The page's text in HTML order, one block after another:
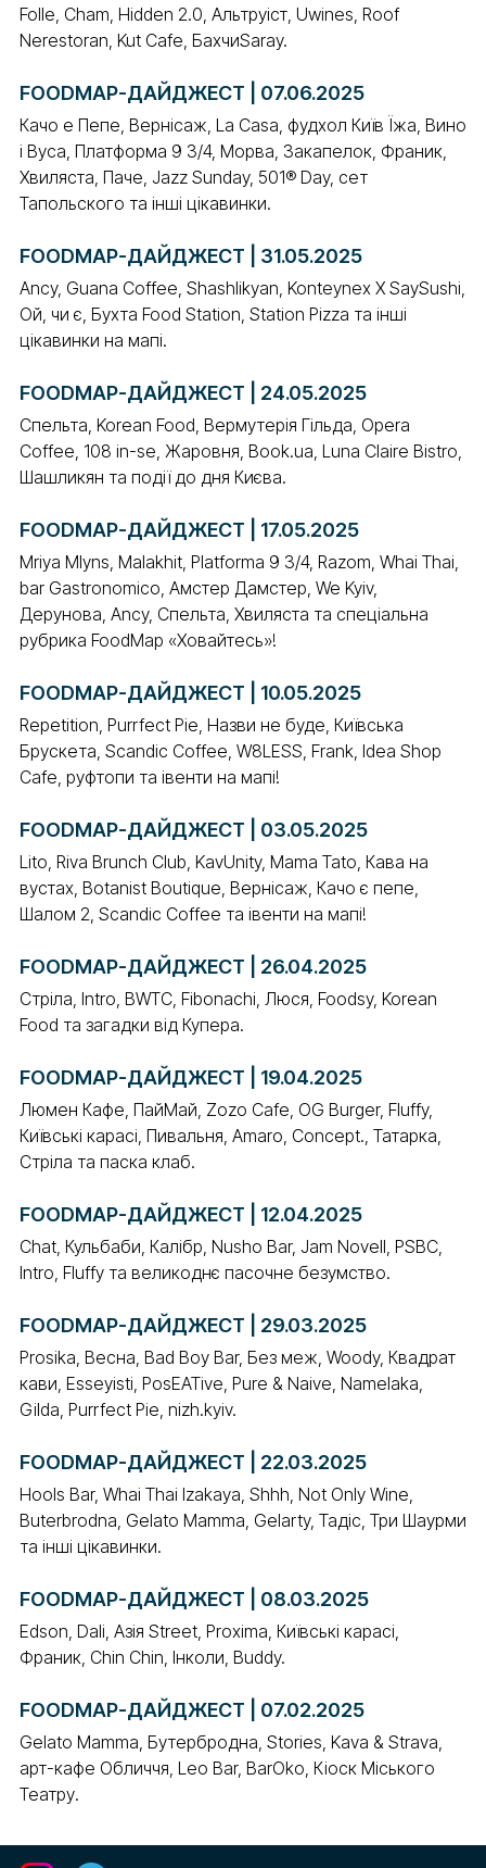
Folle, Cham, Hidden 2.0, Альтруіст, Uwines, Roof
Nerestoran, Kut Cafe, БахчиSaray.
FOODMAP-ДАЙДЖЕСТ | 07.06.2025
Качо е Пепе, Вернісаж, La Casa, фудхол Київ Їжа, Вино
і Вуса, Платформа 9 3/4, Морва, Закапелок, Франик,
Хвиляста, Паче, Jazz Sunday, 501® Day, сет
Тапольского та інші цікавинки.
FOODMAP-ДАЙДЖЕСТ | 31.05.2025
Ancy, Guana Coffee, Shashlikyan, Konteynex X SaySushi,
Ой, чи є, Бухта Food Station, Station Pizza та інші
цікавинки на мапі.
FOODMAP-ДАЙДЖЕСТ | 24.05.2025
Спельта, Korean Food, Вермутерія Гільда, Opera
Coffee, 108 in-se, Жаровня, Book.ua, Luna Claire Bistro,
Шашликян та події до дня Києва.
FOODMAP-ДАЙДЖЕСТ | 17.05.2025
Mriya Mlyns, Malakhit, Platforma 9 3/4, Razom, Whai Thai,
bar Gastronomico, Амстер Дамстер, We Kyiv,
Дерунова, Ancy, Спельта, Хвиляста та спеціальна
рубрика FoodMap «Ховайтесь»!
FOODMAP-ДАЙДЖЕСТ | 10.05.2025
Repetition, Purrfect Pie, Назви не буде, Київська
Брускета, Scandic Coffee, W8LESS, Frank, Idea Shop
Cafe, руфтопи та івенти на мапі!
FOODMAP-ДАЙДЖЕСТ | 03.05.2025
Lito, Riva Brunch Club, KavUnity, Mama Tato, Кава на
вустах, Botanist Boutique, Вернісаж, Качо є пепе,
Шалом 2, Scandic Coffee та івенти на мапі!
FOODMAP-ДАЙДЖЕСТ | 26.04.2025
Стріла, Intro, BWTC, Fibonachi, Люся, Foodsy, Korean
Food та загадки від Купера.
FOODMAP-ДАЙДЖЕСТ | 19.04.2025
Люмен Кафе, ПайМай, Zozo Cafe, OG Burger, Fluffy,
Київські карасі, Пивальня, Amaro, Concept., Татарка,
Стріла та паска клаб.
FOODMAP-ДАЙДЖЕСТ | 12.04.2025
Chat, Кульбаби, Калібр, Nusho Bar, Jam Novell, PSBC,
Intro, Fluffy та великоднє пасочне безумство.
FOODMAP-ДАЙДЖЕСТ | 29.03.2025
Prosika, Весна, Bad Boy Bar, Без меж, Woody, Квадрат
кави, Esseyisti, PosEATive, Pure & Naive, Namelaka,
Gilda, Purrfect Pie, nizh.kyiv.
FOODMAP-ДАЙДЖЕСТ | 22.03.2025
Hools Bar, Whai Thai Izakaya, Shhh, Not Only Wine,
Buterbrodna, Gelato Mamma, Gelarty, Тадіс, Три Шаурми
та інші цікавинки.
FOODMAP-ДАЙДЖЕСТ | 08.03.2025
Edson, Dali, Азія Street, Proxima, Київські карасі,
Франик, Chin Chin, Інколи, Buddy.
FOODMAP-ДАЙДЖЕСТ | 07.02.2025
Gelato Mamma, Бутербродна, Stories, Kava & Strava,
арт-кафе Обличчя, Leo Bar, BarOko, Кіоск Міського
Театру.